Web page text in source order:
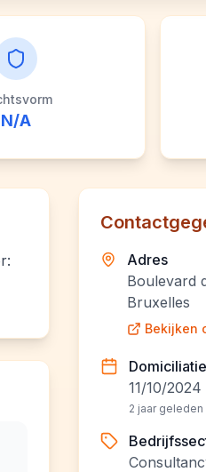
N/A
Adres
Boulevard
Bruxelles
Bekijken
11/10/2024
2 jaar geleden